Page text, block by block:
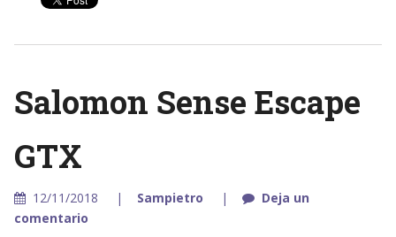
Salomon Sense Escape
GTX
12/11/2018 Sampietro
Deja un
comentario